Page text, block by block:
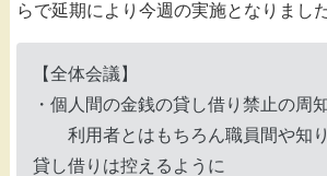
らで延期により今週の実施となりました
【全体会議】
・個人間の金銭の貸し借り禁止の周
利用者とはもちろん職員間や知り
貸し借りは控えるように